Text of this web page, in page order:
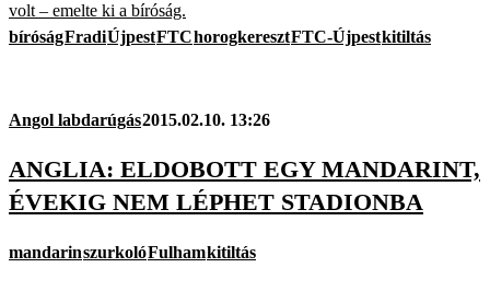
volt – emelte ki a bíróság.
bíróságFradiÚjpestFTChorogkeresztFTC-Újpestkitiltás
Angol labdarúgás2015.02.10. 13:26
ANGLIA: ELDOBOTT EGY MANDARINT,
ÉVEKIG NEM LÉPHET STADIONBA
mandarinszurkolóFulhamkitiltás